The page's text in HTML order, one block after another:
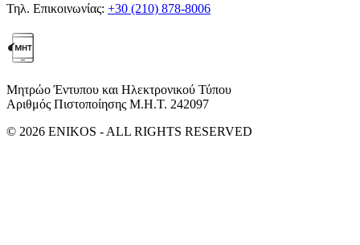
Τηλ. Επικοινωνίας: +30 (210) 878-8006
Μητρώο Έντυπου και Ηλεκτρονικού Τύπου
Αριθμός Πιστοποίησης Μ.Η.Τ. 242097
© 2026 ENIKOS - ALL RIGHTS RESERVED